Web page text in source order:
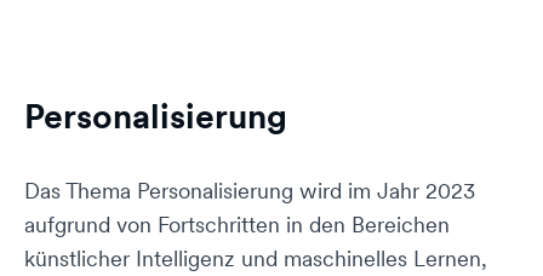
Personalisierung
Das Thema Personalisierung wird im Jahr 2023
aufgrund von Fortschritten in den Bereichen
künstlicher Intelligenz und maschinelles Lernen,